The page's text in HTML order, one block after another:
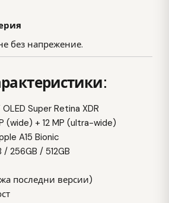
без напрежение.
OLED Super Retina XDR
(wide) + 12 MP (ultra-wide)
A15 Bionic
/ 256GB / 512GB
последни версии)